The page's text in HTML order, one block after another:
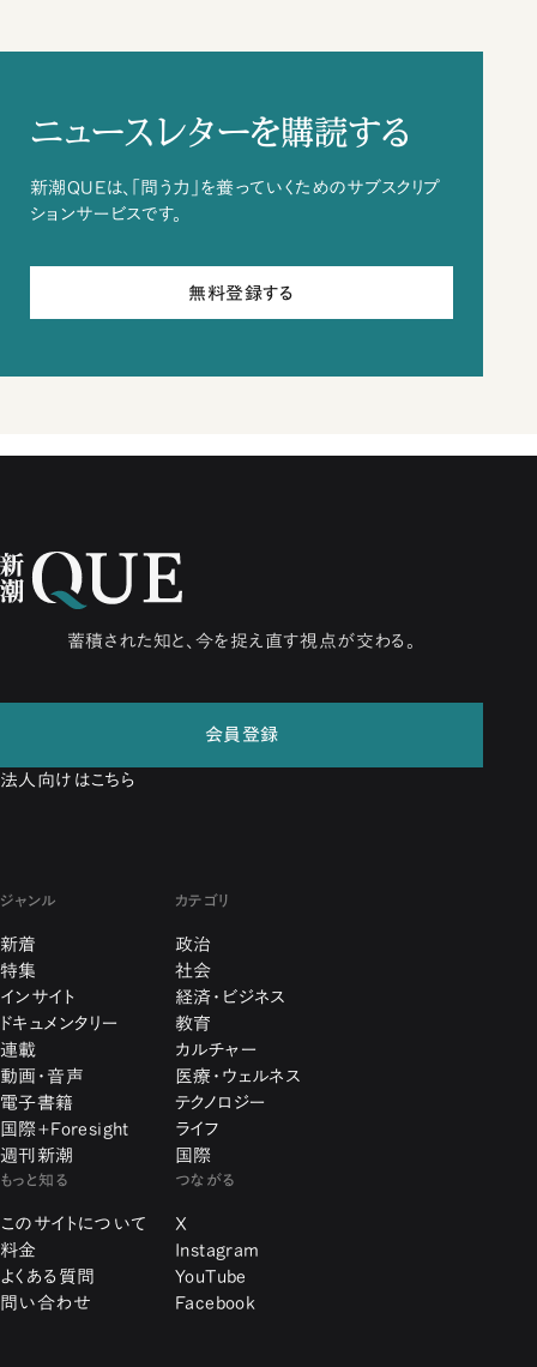
ニュースレターを購読する
新潮QUEは、「問う力」を養っていくためのサブスクリプ
ションサービスです。
無料登録する
蓄積された知と、今を捉え直す視点が交わる。
会員登録
法人向けはこちら
ジャンル
新着
特集
インサイト
ドキュメンタリー
連載
動画・音声
電子書籍
国際+Foresight
週刊新潮
カテゴリ
政治
社会
経済・ビジネス
教育
カルチャー
医療・ウェルネス
テクノロジー
ライフ
国際
もっと知る
このサイトについて
料金
よくある質問
問い合わせ
つながる
X
Instagram
YouTube
Facebook